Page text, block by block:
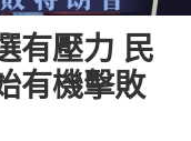
有壓力 民
有機擊敗